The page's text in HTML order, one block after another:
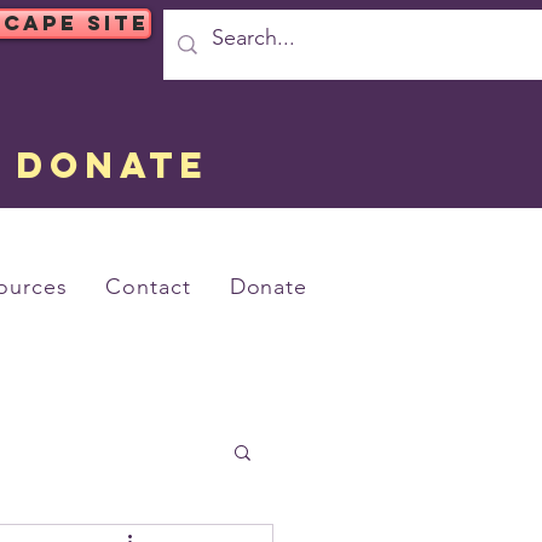
SITE
DONATE
Contact Donate